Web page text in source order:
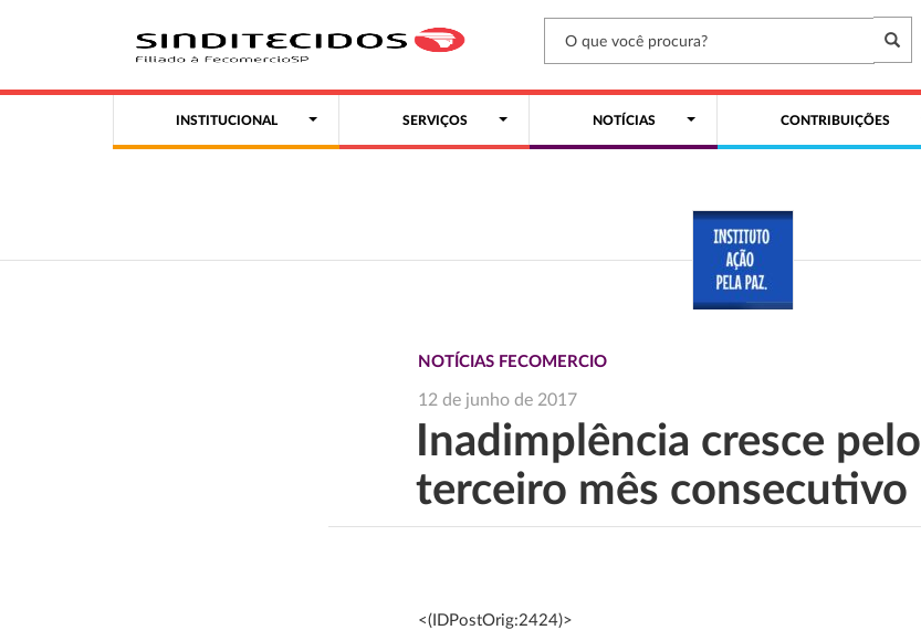
INSTITUCIONAL SERVIÇOS NOTÍCIAS CONTRIBUIÇÕES
NOTÍCIAS FECOMERCIO
12 de junho de 2017
Inadimplência cresce pelo
terceiro mês consecutivo
<(IDPostOrig:2424)>